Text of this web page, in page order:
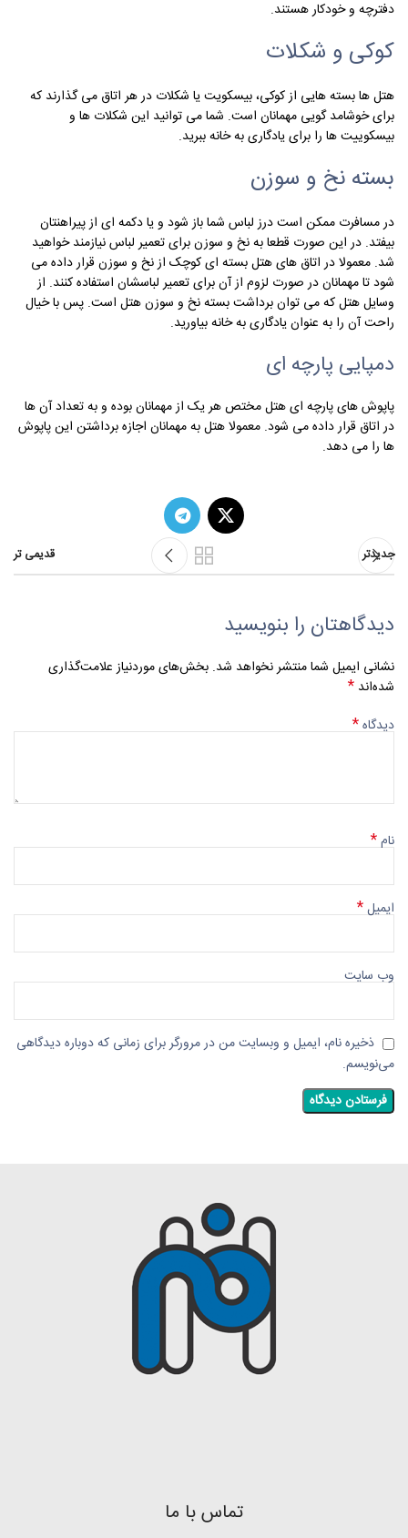
دفترچه و خودکار هستند.
کوکی و شکلات
هتل ها بسته هایی از کوکی، بیسکویت یا شکلات در هر اتاق می گذارند که
برای خوشامد گویی مهمانان است. شما می توانید این شکلات ها و
بیسکوییت ها را برای یادگاری به خانه ببرید.
بسته نخ و سوزن
در مسافرت ممکن است درز لباس شما باز شود و یا دکمه ای از پیراهنتان
بیفتد. در این صورت قطعا به نخ و سوزن برای تعمیر لباس نیازمند خواهید
شد. معمولا در اتاق های هتل بسته ای کوچک از نخ و سوزن قرار داده می
شود تا مهمانان در صورت لزوم از آن برای تعمیر لباسشان استفاده کنند. از
وسایل هتل که می توان برداشت بسته نخ و سوزن هتل است. پس با خیال
راحت آن را به عنوان یادگاری به خانه بیاورید.
دمپایی پارچه ای
پاپوش های پارچه ای هتل مختص هر یک از مهمانان بوده و به تعداد آن ها
در اتاق قرار داده می شود. معمولا هتل به مهمانان اجازه برداشتن این پاپوش
ها را می دهد.
جدیدتر قدیمی تر
دیدگاهتان را بنویسید
نشانی ایمیل شما منتشر نخواهد شد. بخش‌های موردنیاز علامت‌گذاری
شده‌اند *
دیدگاه*
نام*
ایمیل*
وب‌ سایت
ذخیره نام، ایمیل و وبسایت من در مرورگر برای زمانی که دوباره دیدگاهی
می‌نویسم.
تماس با ما